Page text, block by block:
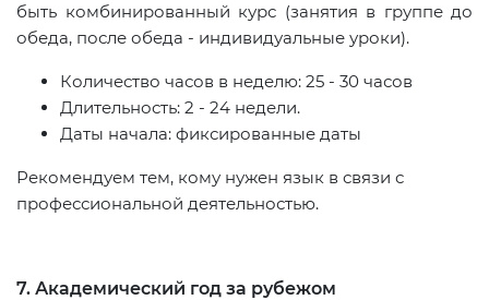
быть комбинированный курс (занятия в группе до
обеда, после обеда - индивидуальные уроки).
Количество часов в неделю: 25 - 30 часов
Длительность: 2 - 24 недели.
Даты начала: фиксированные даты
Рекомендуем тем, кому нужен язык в связи с
профессиональной деятельностью.
7. Академический год за рубежом